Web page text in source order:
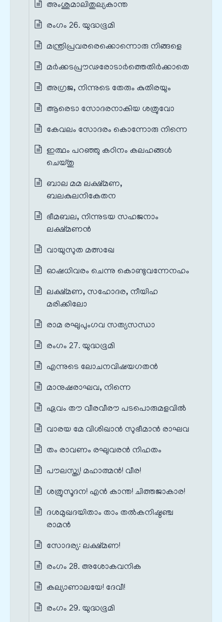
അംശുമാലിതുല്യകാന്ത
രംഗം 26. യുദ്ധഭൂമി
മന്ത്രിപ്രവരരെക്കൊന്നൊരു നിങ്ങളെ
മർക്കടപ്രൗഢരോടാർത്തെതിർക്കാതെ
അഗ്രജ, നിന്നുടെ തേരും കുതിരയും
ആരെടാ സോദരനാകിയ ശത്രുവോ
കേവലം സോദരം കൊന്നോരു നിന്നെ
ഇത്ഥം പറഞ്ഞു കഠിനം കലഹങ്ങൾ
ചെയ്തു
ബാല മമ ലക്ഷ്മണ,
ബലകുലനികേതന
ഭീമബല, നിന്നുടയ സഹജനാം
ലക്ഷ്മണൻ
വായുസുത മത്സഖേ
ഓഷധിവരം ചെന്നു കൊണ്ടുവന്നേനഹം
ലക്ഷ്മണ, സഹോദര, നീയിഹ
മരിക്കിലോ
രാമ രഘുപുംഗവ സത്യസന്ധാ
രംഗം 27. യുദ്ധഭൂമി
എന്നുടെ ലോചനവിഷയഗതൻ
മാനുഷരാഘവ, നിന്നെ
ഏവം തൗ വീരവീരൗ പടപൊരുമളവിൽ
വാരയ മേ വിശിഖാൻ സുഭീമാൻ രാഘവ
തം രാവണം രഘുവരൻ നിഹതം
പൗലസ്ത്യ! മഹാത്മൻ! വീര!
ശത്രുസൂദന! എൻ കാന്ത! ചിത്തജാകാര!
ദശമുഖദയിതാം താം തൽകനിഷ്ഠഞ്ച
രാമൻ
സോദര്യ: ലക്ഷ്മണ!
രംഗം 28. അശോകവനിക
കല്യാണാലയേ! ദേവീ!
രംഗം 29. യുദ്ധഭൂമി